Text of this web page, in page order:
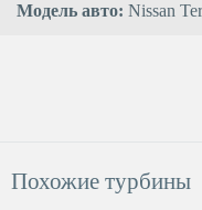
Модель авто: Nissan
Похожие турбины